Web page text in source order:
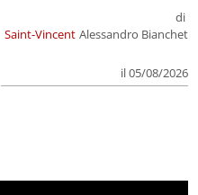
Saint-Vincent
di
Alessandro Bianchet
il 05/08/2026